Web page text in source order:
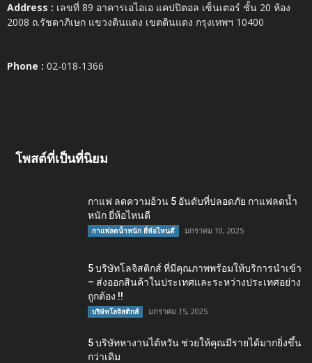
Address : เลขที่ 89 อาคารเอไอเอ แคปปิตอล เซ็นเตอร์ ชั้น 20 ห้อง
2008 ถ.รัชดาภิเษก แขวงดินแดง เขตดินแดง กรุงเทพฯ 10400
Phone : 02-018-1366
โพสต์ที่เป็นที่นิยม
กาแฟ ลดความอ้วน 5 อันดับที่ปลอดภัย กาแฟลดน้ำ
หนัก ยี่ห้อไหนดี
กาแฟลดน้ำหนัก ยี่ห้อไหนดี มกราคม 10, 2025
5 บริษัทโลจิสติกส์ ที่มีคุณภาพพร้อมให้บริการนำเข้า
– ส่งออกสินค้าในประเทศและระหว่างประเทศอย่าง
ถูกต้อง !!
บริษัทโลจิสติกส์ มกราคม 15, 2025
5 บริษัทหางานไต้หวัน ช่วยให้คุณมีรายได้มากยิ่งขึ้น
กว่าเดิม